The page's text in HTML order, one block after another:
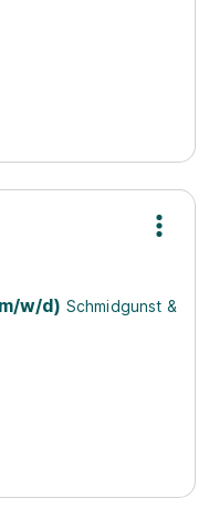
w/d) Schmidgunst &